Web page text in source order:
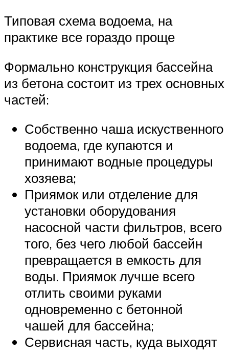
Типовая схема водоема, на
практике все гораздо проще
Формально конструкция бассейна
из бетона состоит из трех основных
частей:
Собственно чаша искуственного
водоема, где купаются и
принимают водные процедуры
хозяева;
Приямок или отделение для
установки оборудования
насосной части фильтров, всего
того, без чего любой бассейн
превращается в емкость для
воды. Приямок лучше всего
отлить своими руками
одновременно с бетонной
чашей для бассейна;
Сервисная часть, куда выходят